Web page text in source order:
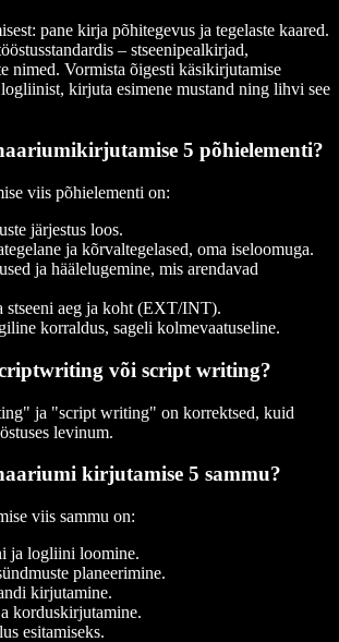
pane kirja põhitegevus ja tegelaste kaared.
– stseenipealkirjad,
nimed. Vormista õigesti käsikirjutamise
kirjuta esimene mustand ning lihvi see
5 põhielementi?
viis põhielementi on:
järjestus loos.
ja kõrvaltegelased, oma iseloomuga.
ja häälelugemine, mis arendavad
stseeni aeg ja koht (EXT/INT).
korraldus, sageli kolmevaatuseline.
või script writing?
ja "script writing" on korrektsed, kuid
levinum.
kirjutamise 5 sammu?
viis sammu on:
ja logliini loomine.
planeerimine.
kirjutamine.
korduskirjutamine.
esitamiseks.